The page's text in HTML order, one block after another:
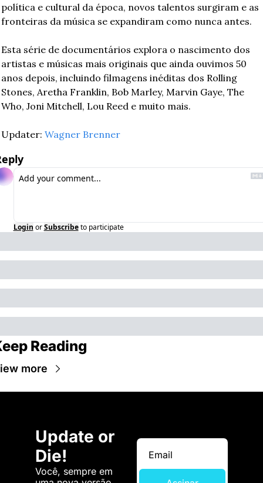
política e cultural da época, novos talentos surgiram e as
fronteiras da música se expandiram como nunca antes.
Esta série de documentários explora o nascimento dos
artistas e músicas mais originais que ainda ouvimos 50
anos depois, incluindo filmagens inéditas dos Rolling
Stones, Aretha Franklin, Bob Marley, Marvin Gaye, The
Who, Joni Mitchell, Lou Reed e muito mais.
Updater: Wagner Brenner
Login or Subscribe to participate
Reading
more
Update or
Die!
Você, sempre em